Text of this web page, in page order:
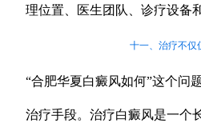
理位置、医生团队、诊疗设备
十一、治疗不仅
“合肥华夏白癜风如何”这个问
治疗手段。治疗白癜风是一个